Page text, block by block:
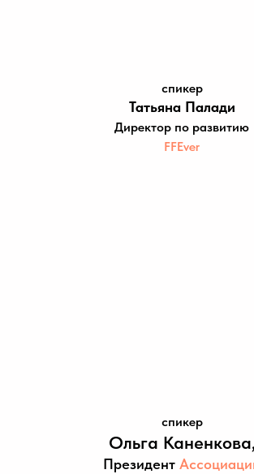
спикер
Татьяна Палади
Директор по развитию
FFEver
спикер
Ольга Каненкова,
Президент